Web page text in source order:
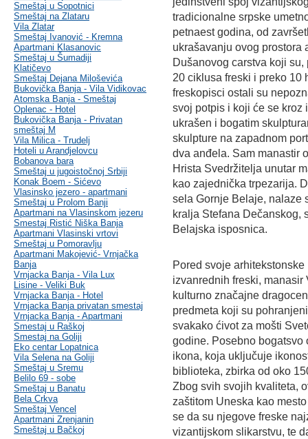
Smeštaj u Sopotnici
Smeštaj na Zlataru
Vila Zlatar
Smeštaj Ivanović - Kremna
Apartmani Klasanovic
Smeštaj u Šumadiji
Klatičevo
Smeštaj Dejana Miloševića
Bukovička Banja - Vila Vidikovac
Atomska Banja - Smeštaj
Oplenac - Hotel
Bukovička Banja - Privatan
smeštaj M
Vila Milica - Trudelj
Hoteli u Arandjelovcu
Bobanova bara
Smeštaj u jugoistočnoj Srbiji
Konak Boem - Sićevo
Vlasinsko jezero - apartmani
Smeštaj u Prolom Banji
Apartmani na Vlasinskom jezeru
Smestaj Ristić Niška Banja
Apartmani Vlasinski vrtovi
Smeštaj u Pomoravlju
Apartmani Makojević- Vrnjačka
Banja
Vrnjacka Banja - Vila Lux
Lisine - Veliki Buk
Vrnjacka Banja - Hotel
Vrnjacka Banja privatan smestaj
Vrnjacka Banja - Apartmani
Smestaj u Raškoj
Smestaj na Goliji
Eko centar Lopatnica
Vila Selena na Goliji
Smeštaj u Sremu
Belilo 69 - sobe
Smeštaj u Banatu
Bela Crkva
Smeštaj Vencel
Apartmani Zrenjanin
Smeštaj u Bačkoj
tradicionalne srpske
petnaest godina, od
ukrašavanju ovog prostora
Dušanovog carstva koji
20 ciklusa freski i preko
freskopisci ostali su
svoj potpis i koji će se kroz
ukrašen i bogatim
skulpture na zapadnom
dva anđela. Sam manastir
Hrista Svedržitelja unutar
kao zajednička trpezarija.
sela Gornje Belaje, nalaze
kralja Stefana Dečanskog,
Belajska isposnica.
Pored svoje
izvanrednih freski,
kulturno značajne
predmeta koji su
svakako ćivot za mošti
godine. Posebno bogatsvo
ikona, koja uključuje
biblioteka, zbirka od oko
Zbog svih svojih kvaliteta,
zaštitom Uneska kao
se da su njegove freske
vizantijskom slikarstvu, te